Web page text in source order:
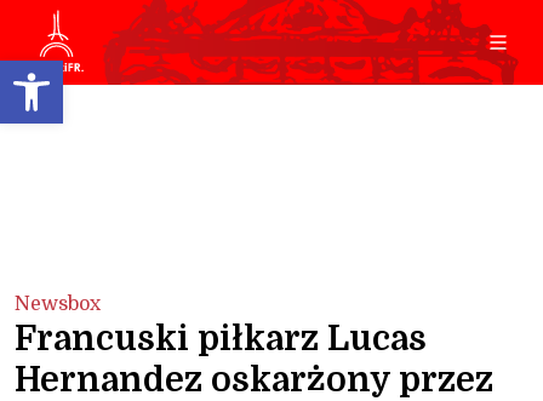
Open toolbar
Newsbox
Francuski piłkarz Lucas
Hernandez oskarżony przez